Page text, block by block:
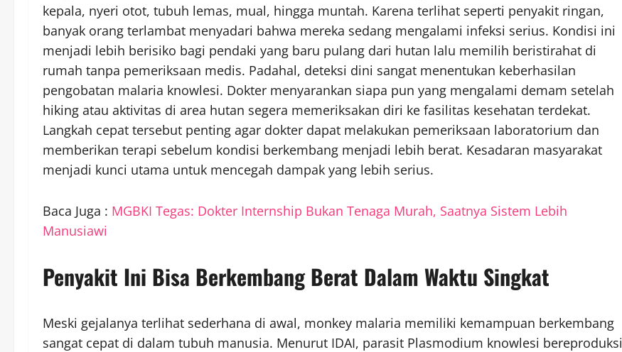
kepala, nyeri otot, tubuh lemas, mual, hingga muntah. Karena terlihat seperti penyakit ringan,
banyak orang terlambat menyadari bahwa mereka sedang mengalami infeksi serius. Kondisi ini
menjadi lebih berisiko bagi pendaki yang baru pulang dari hutan lalu memilih beristirahat di
rumah tanpa pemeriksaan medis. Padahal, deteksi dini sangat menentukan keberhasilan
pengobatan malaria knowlesi. Dokter menyarankan siapa pun yang mengalami demam setelah
hiking atau aktivitas di area hutan segera memeriksakan diri ke fasilitas kesehatan terdekat.
Langkah cepat tersebut penting agar dokter dapat melakukan pemeriksaan laboratorium dan
memberikan terapi sebelum kondisi berkembang menjadi lebih berat. Kesadaran masyarakat
menjadi kunci utama untuk mencegah dampak yang lebih serius.
Baca Juga : MGBKI Tegas: Dokter Internship Bukan Tenaga Murah, Saatnya Sistem Lebih
Manusiawi
Penyakit Ini Bisa Berkembang Berat Dalam Waktu Singkat
Meski gejalanya terlihat sederhana di awal, monkey malaria memiliki kemampuan berkembang
sangat cepat di dalam tubuh manusia. Menurut IDAI, parasit Plasmodium knowlesi bereproduksi